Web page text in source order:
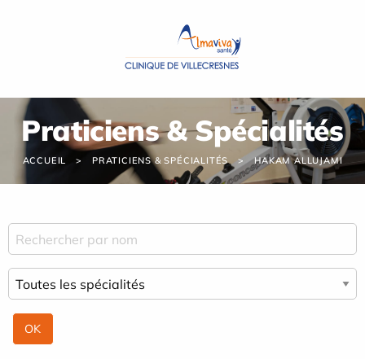
Praticiens & Spécialités
ACCUEIL PRATICIENS & SPÉCIALITÉS HAKAM ALLUJAMI